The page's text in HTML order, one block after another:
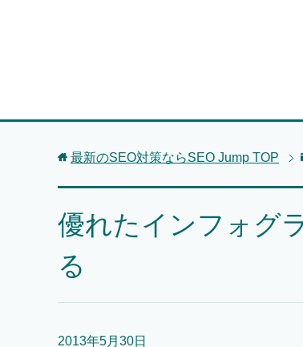
最新のSEO対策ならSEO Jump TOP
優れたインフォグ
る
2013年5月30日